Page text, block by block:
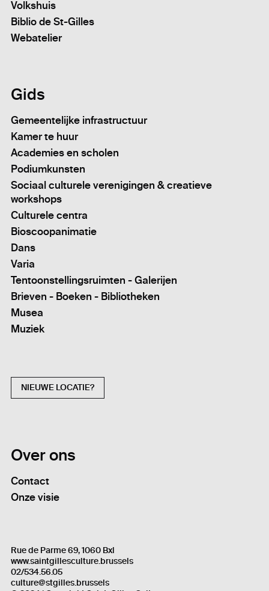
Volkshuis
Biblio de St-Gilles
Webatelier
Gids
Gemeentelijke infrastructuur
Kamer te huur
Academies en scholen
Podiumkunsten
Sociaal culturele verenigingen & creatieve
workshops
Culturele centra
Bioscoopanimatie
Dans
Varia
Tentoonstellingsruimten - Galerijen
Brieven - Boeken - Bibliotheken
Musea
Muziek
NIEUWE LOCATIE?
Over ons
Contact
Onze visie
Rue de Parme 69, 1060 Bxl
www.saintgillesculture.brussels
02/534.56.05
culture@stgilles.brussels